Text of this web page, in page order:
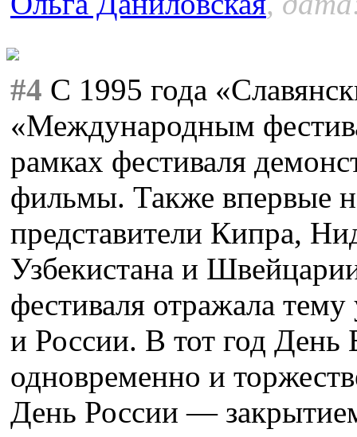
#4 С 1995 года
«Международным
рамках фестиваля
фильмы. Также впервые
представители Кипра,
Узбекистана и
фестиваля отражала
и России. В тот год День
одновременно и
День России —